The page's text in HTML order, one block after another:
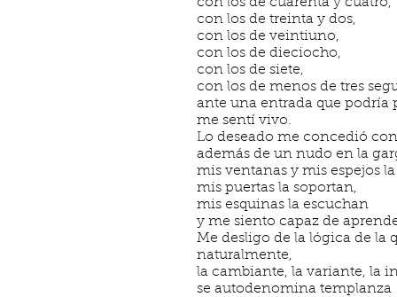
con los de treinta y dos,
con los de veintiuno,
con los de dieciocho,
con los de siete,
con los de menos de tres
ante una entrada que podría
me sentí vivo.
Lo deseado me concedió
además de un nudo en la
mis ventanas y mis espejos
mis puertas la soportan,
mis esquinas la escuchan
y me siento capaz de
Me desligo de la lógica de la
naturalmente,
la cambiante, la variante, la
se autodenomina templanza